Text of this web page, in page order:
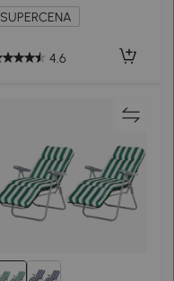
SUPERCENA
4.6